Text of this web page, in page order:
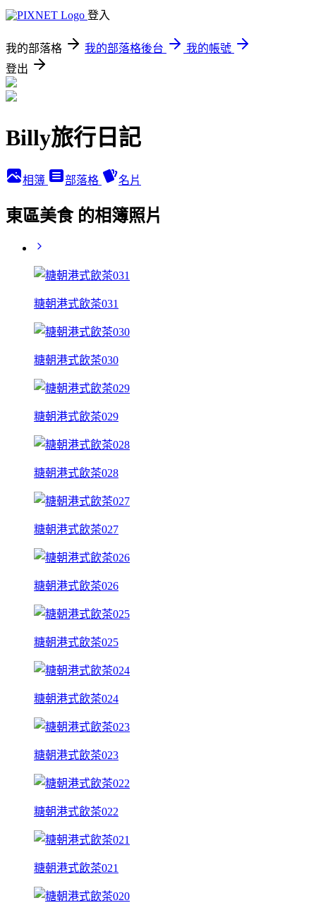
登入
我的部落格 我的部落格後台
我的帳號
登出
Billy旅行日記
相簿 部落格 名片
東區美食 的相簿照片
糖朝港式飲茶031
糖朝港式飲茶030
糖朝港式飲茶029
糖朝港式飲茶028
糖朝港式飲茶027
糖朝港式飲茶026
糖朝港式飲茶025
糖朝港式飲茶024
糖朝港式飲茶023
糖朝港式飲茶022
糖朝港式飲茶021